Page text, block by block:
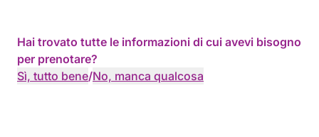
Hai trovato tutte le informazioni di cui avevi bisogno
per prenotare?
Sì, tutto bene/No, manca qualcosa